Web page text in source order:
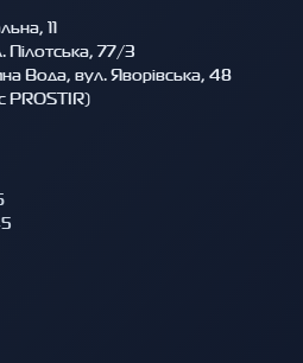
11
Пілотська, 77/3
Вода, вул. Яворівська, 48
PROSTIR)